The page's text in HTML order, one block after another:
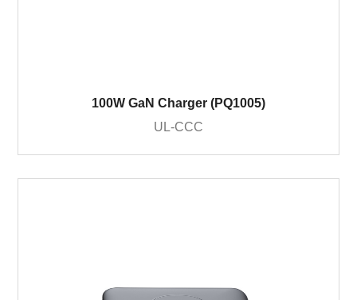
100W GaN Charger (PQ1005)
UL-CCC